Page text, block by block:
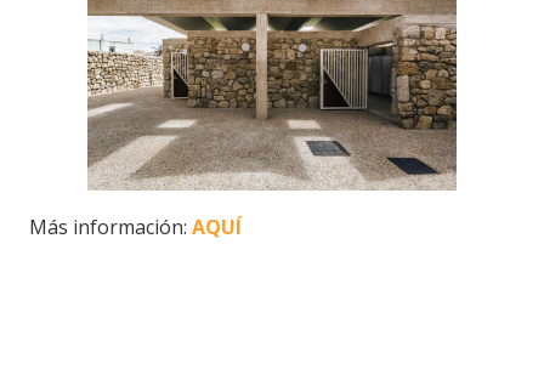
Más información: AQUÍ